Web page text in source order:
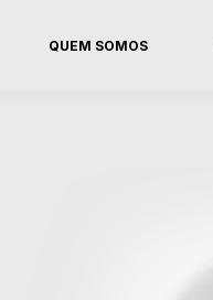
QUEM SOMOS